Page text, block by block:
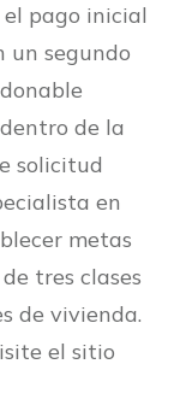
pago inicial
un segundo
de la
solicitud
en
metas
tres clases
de vivienda.
el sitio